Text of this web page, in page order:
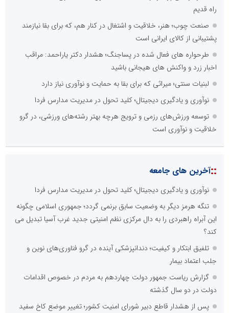
راه قدیم
صنعت چوب؛ هنر، خلاقیت و اشتغال در کنار هم، که برای بقا نیازمند
پشتیبانی از کالای ایرانی است
طرحواره های فعال شده در پساجنگ؛ هشدار دکتر یاراحمد: مراقب
اخبار زرد و واکنش های هیجانی باشید
لبنیات سنتی؛ میراثی که برای بقا به حمایت و نوآوری نیاز دارد
نوآوری و یادگیری دیجیتال؛ کلید تحول در مدیریت مدارس فردا
توسعه ورزش‌های رزمی و ترویج هرچه بهتر رشته‌های ورزشی، در گرو
خلاقیت و نوآوری است
::آخرین های جامعه
نوآوری و یادگیری دیجیتال؛ کلید تحول در مدیریت مدارس فردا
تنگه هرمز دیگر به وضعیت سابق برنمی گردد؛ جمهوری اسلامی چگونه
این آبراه راهبردی را به دال مرکزی نظم امنیتی جدید غرب آسیا تبدیل می
کند؟
تلفیق ابتکار و کیفیت؛ دندانپزشکی آینده در گرو فناوری‌های نوین و
جلب اعتماد بیمار
گزارش ریاست جمهور دولت چهاردهم به مردم در خصوص اقدامات
دولت در دو سال گذشته
پس از هشدار قاطع دبیر شورای امنیت کشور؛ تغییر موضع کاخ سفید